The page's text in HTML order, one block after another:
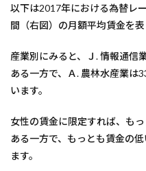
以下は2017年における為替レ
間（右図）の月額平均賃金を表
産業別にみると、Ｊ. 情報通信
ある一方で、Ａ. 農林水産業は
います。
女性の賃金に限定すれば、も
ある一方で、もっとも賃金の
ます。